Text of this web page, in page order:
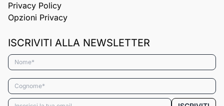
Privacy Policy
Opzioni Privacy
ISCRIVITI ALLA NEWSLETTER
Nome*
Cognome*
Email*